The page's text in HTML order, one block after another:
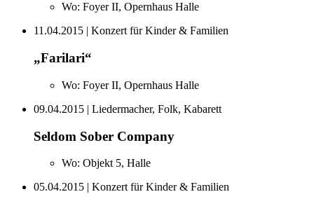
Wo: Foyer II, Opernhaus Halle
11.04.2015 | Konzert für Kinder & Familien
„Farilari“
Wo: Foyer II, Opernhaus Halle
09.04.2015 | Liedermacher, Folk, Kabarett
Seldom Sober Company
Wo: Objekt 5, Halle
05.04.2015 | Konzert für Kinder & Familien